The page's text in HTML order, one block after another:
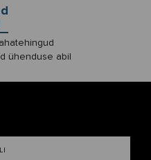
ühenduse abil